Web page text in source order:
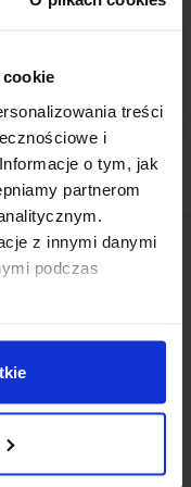
treści
i
o tym, jak
partnerom
z innymi danymi
podczas
opinii